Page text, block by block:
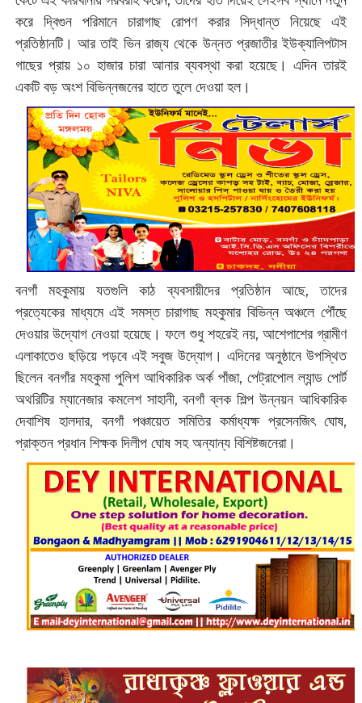
করে দ্বিগুন পরিমানে চারাগাছ রোপণ করার সিদ্ধান্ত নিয়েছে এই
প্রতিষ্ঠানটি। আর তাই ভিন রাজ্য থেকে উন্নত প্রজাতীর ইউক্যালিপটাস
গাছের প্রায় ১০ হাজার চারা আনার ব্যবস্থা করা হয়েছে। এদিন তারই
একটি বড় অংশ বিভিন্নজনের হাতে তুলে দেওয়া হল।
বনগাঁ মহকুমায় যতগুলি কাঠ ব্যবসায়ীদের প্রতিষ্ঠান আছে, তাদের
প্রত্যেকের মাধ্যমে এই সমস্ত চারাগাছ মহকুমার বিভিন্ন অঞ্চলে পৌঁছে
দেওয়ার উদ্যোগ নেওয়া হয়েছে। ফলে শুধু শহরেই নয়, আশেপাশের গ্রামীণ
এলাকাতেও ছড়িয়ে পড়বে এই সবুজ উদ্যোগ। এদিনের অনুষ্ঠানে উপস্থিত
ছিলেন বনগাঁর মহকুমা পুলিশ আধিকারিক অর্ক পাঁজা, পেট্রাপোল ল্যান্ড পোর্ট
অথরিটির ম্যানেজার কমলেশ সাহানী, বনগাঁ ব্লক শিল্প উন্নয়ন আধিকারিক
দেবাশিষ হালদার, বনগাঁ পঞ্চায়েত সমিতির কর্মাধ্যক্ষ প্রসেনজিৎ ঘোষ,
প্রাক্তন প্রধান শিক্ষক দিলীপ ঘোষ সহ অন্যান্য বিশিষ্টজনেরা।